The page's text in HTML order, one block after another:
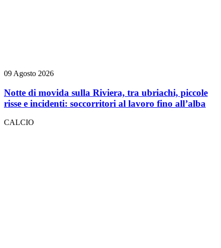
09 Agosto 2026
Notte di movida sulla Riviera, tra ubriachi, piccole
risse e incidenti: soccorritori al lavoro fino all’alba
CALCIO